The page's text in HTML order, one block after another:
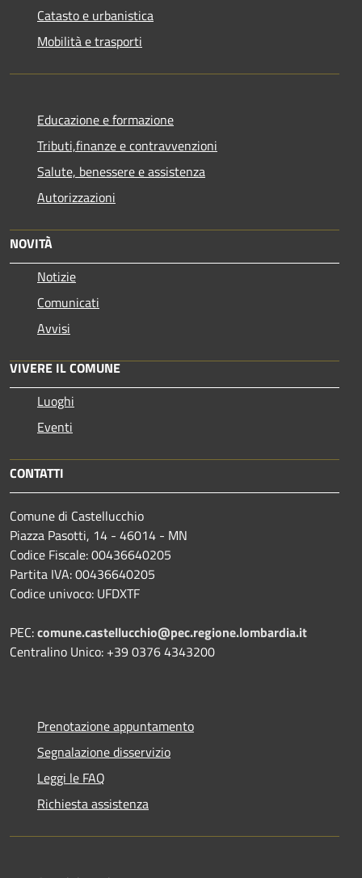
Catasto e urbanistica
Mobilità e trasporti
Educazione e formazione
Tributi,finanze e contravvenzioni
Salute, benessere e assistenza
Autorizzazioni
NOVITÀ
Notizie
Comunicati
Avvisi
VIVERE IL COMUNE
Luoghi
Eventi
CONTATTI
Comune di Castellucchio
Piazza Pasotti, 14 - 46014 - MN
Codice Fiscale: 00436640205
Partita IVA: 00436640205
Codice univoco: UFDXTF
PEC:comune.castellucchio@pec.regione.lombardia.it
Centralino Unico: +39 0376 4343200
Prenotazione appuntamento
Segnalazione disservizio
Leggi le FAQ
Richiesta assistenza